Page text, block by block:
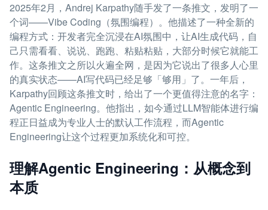
2025年2月，Andrej Karpathy随手发了一条推文，发明了一
个词——Vibe Coding（氛围编程）。他描述了一种全新的
编程方式：开发者完全沉浸在AI氛围中，让AI生成代码，自
己只需看看、说说、跑跑、粘贴粘贴，大部分时候它就能工
作。这条推文之所以火遍全网，是因为它说出了很多人心里
的真实状态——AI写代码已经足够「够用」了。一年后，
Karpathy回顾这条推文时，给出了一个更值得注意的名字：
Agentic Engineering。他指出，如今通过LLM智能体进行编
程正日益成为专业人士的默认工作流程，而Agentic
Engineering让这个过程更加系统化和可控。
理解Agentic Engineering：从概念到
本质